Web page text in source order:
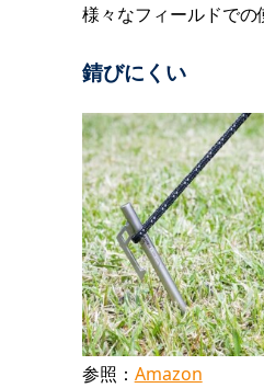
様々なフィールドでの
錆びにくい
参照： Amazon